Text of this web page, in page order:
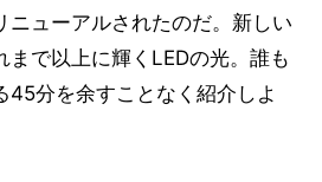
ニューアルされたのだ。新しい
まで以上に輝くLEDの光。誰も
45分を余すことなく紹介しよ